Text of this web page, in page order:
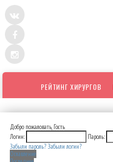
РЕЙТИНГ ХИРУРГОВ
Добро пожаловать, Гость
Логин:
Пароль:
Забыли пароль?Забыли логин?
Оглавление